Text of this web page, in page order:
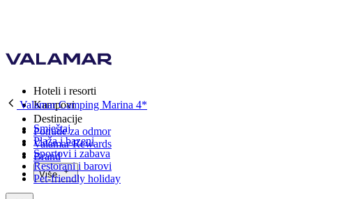
Hoteli i resorti
Kampovi
Destinacije
Ponude za odmor
Valamar Rewards
Brand
Više
Valamar Camping Marina 4*
Smještaj
Plaža i bazeni
Sportovi i zabava
Restorani i barovi
Pet-friendly holiday